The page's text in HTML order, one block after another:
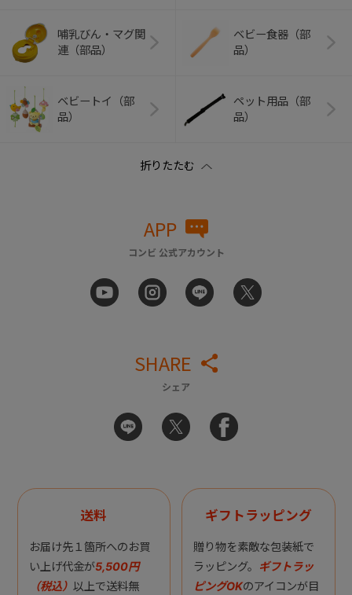
哺乳びん・マグ関
連（部品）
ベビー食器（部
品）
ベビートイ（部
品）
ペット用品（部
品）
APP
コンビ 公式アカウント
SHARE
シェア
送料
お届け先１箇所へのお買
い上げ代金が5,500円
（税込） 以上で送料無
ギフトラッピング
贈り物を素敵な包装紙で
ラッピング。 ギフトラッ
ピングOKのアイコンが目